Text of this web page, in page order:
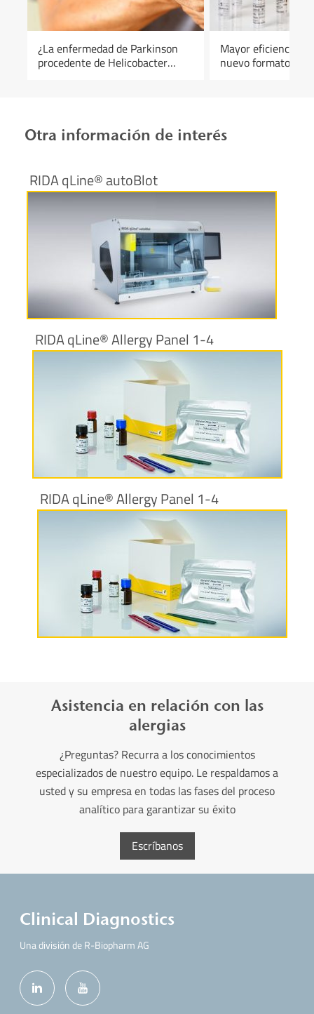
¿La enfermedad de Parkinson
procedente de Helicobacter
Mayor eficiencia y
nuevo formato de
Otra información de interés
RIDA qLine® autoBlot
Más información
RIDA qLine® Allergy Panel 1-4
Más información
RIDA qLine® Allergy Panel 1-4
Más información
Asistencia en relación con las
alergias
¿Preguntas? Recurra a los conocimientos
especializados de nuestro equipo. Le respaldamos a
usted y su empresa en todas las fases del proceso
analítico para garantizar su éxito
Escríbanos
Clinical Diagnostics
Una división de R-Biopharm AG